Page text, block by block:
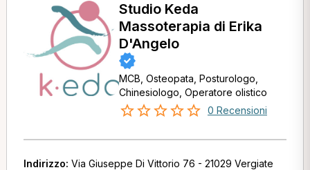
Studio Keda
Massoterapia di Erika
D'Angelo
MCB, Osteopata, Posturologo,
Chinesiologo, Operatore olistico
0 Recensioni
Indirizzo: Via Giuseppe Di Vittorio 76 - 21029 Vergiate